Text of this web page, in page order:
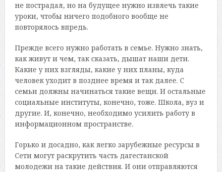
не пострадал, но на будущее нужно извлечь такие
уроки, чтобы ничего подобного вообще не
повторялось впредь.
Прежде всего нужно работать в семье. Нужно знать,
как живут и чем, так сказать, дышат наши дети.
Какие у них взгляды, какие у них планы, куда
человек уходит в позднее время и так далее. С
семьи должны начинаться такие вещи. И остальные
социальные институты, конечно, тоже. Школа, вуз и
другие. И, конечно, необходимо усилить работу в
информационном пространстве.
Горько и досадно, как легко зарубежные ресурсы в
Сети могут раскрутить часть дагестанской
молодежи на такие действия. И они отправляются